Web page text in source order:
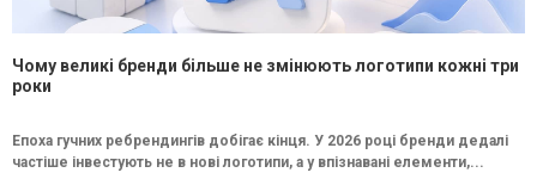
Чому великі бренди більше не змінюють логотипи кожні три
роки
Епоха гучних ребрендингів добігає кінця. У 2026 році бренди дедалі
частіше інвестують не в нові логотипи, а у впізнавані елементи,...